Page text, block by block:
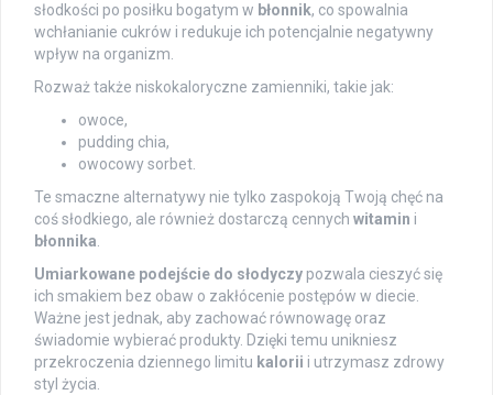
słodkości po posiłku bogatym w błonnik, co spowalnia
wchłanianie cukrów i redukuje ich potencjalnie negatywny
wpływ na organizm.
Rozważ także niskokaloryczne zamienniki, takie jak:
owoce,
pudding chia,
owocowy sorbet.
Te smaczne alternatywy nie tylko zaspokoją Twoją chęć na
coś słodkiego, ale również dostarczą cennych witamin i
błonnika.
Umiarkowane podejście do słodyczy pozwala cieszyć się
ich smakiem bez obaw o zakłócenie postępów w diecie.
Ważne jest jednak, aby zachować równowagę oraz
świadomie wybierać produkty. Dzięki temu unikniesz
przekroczenia dziennego limitu kalorii i utrzymasz zdrowy
styl życia.